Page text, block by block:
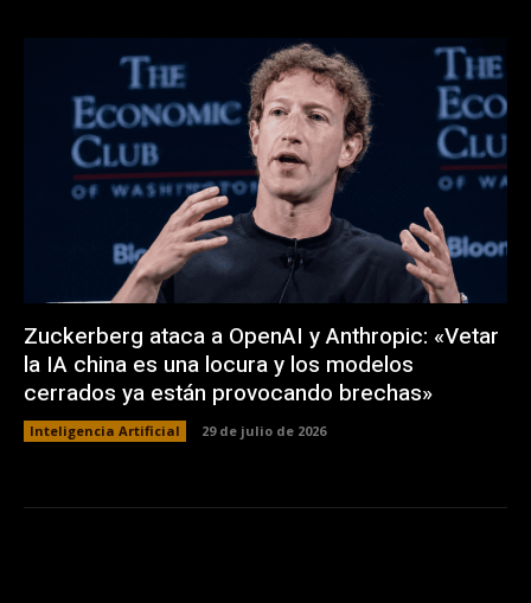
Zuckerberg ataca a OpenAI y Anthropic: «Vetar
la IA china es una locura y los modelos
cerrados ya están provocando brechas»
Inteligencia Artificial 29 de julio de 2026